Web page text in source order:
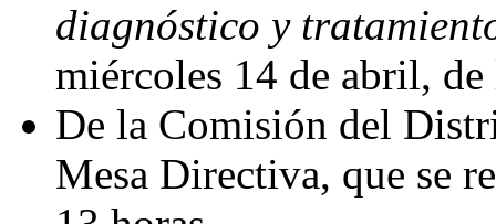
diagnóstico y
miércoles 14 de abril,
De la Comisión del
Mesa Directiva, que se